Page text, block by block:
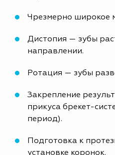
Чрезмерно широкое
Дистопия — зубы
направлении.
Ротация — зубы
Закрепление
прикуса брекет-
период).
Подготовка к
установке коронок.